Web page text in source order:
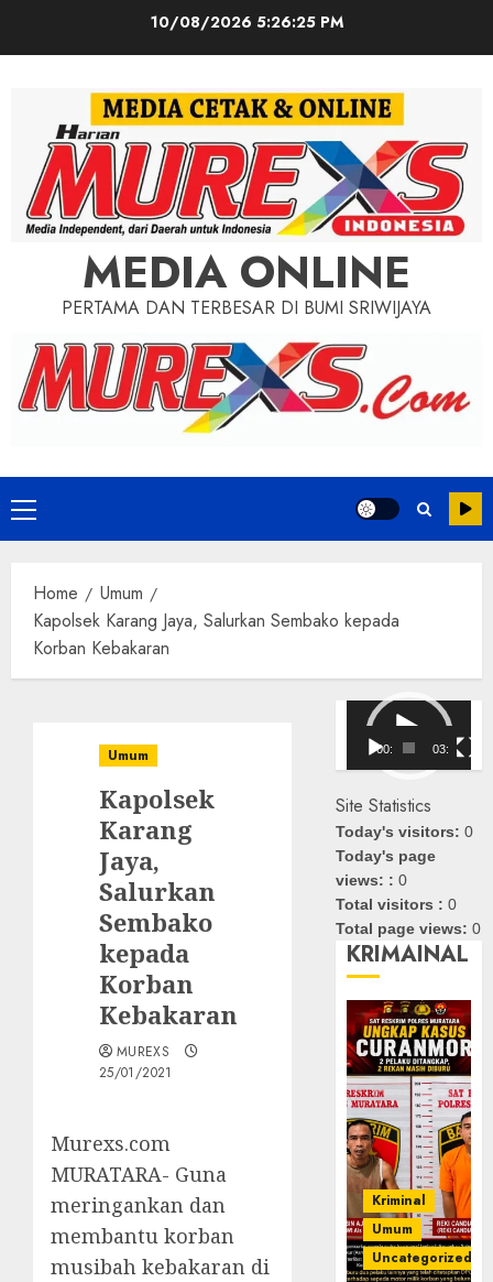
10/08/2026 5:26:27 PM
MEDIA ONLINE
PERTAMA DAN TERBESAR DI BUMI SRIWIJAYA
Primary
Menu
Home
Umum
Kapolsek Karang Jaya, Salurkan Sembako kepada
Korban Kebakaran
Umum
Kapolsek
Karang
Jaya,
Salurkan
Sembako
kepada
Korban
Kebakaran
MUREXS
25/01/2021
Murexs.com
MURATARA- Guna
meringankan dan
membantu korban
musibah kebakaran di
Pemutar
Video
00:00 03:08
Site Statistics
Today's visitors:0
Today's page
views: :0
Total visitors :0
Total page views:0
KRIMAINAL
Kriminal
Umum
Uncategorized